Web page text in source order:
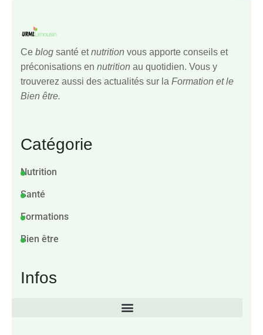
Ce blog santé etnutrition vous apporte conseils et
préconisations en nutrition au quotidien. Vous y
trouverez aussi des actualités sur la Formation et le
Bien être.
Catégorie
Nutrition
Santé
Formations
Bien être
Infos